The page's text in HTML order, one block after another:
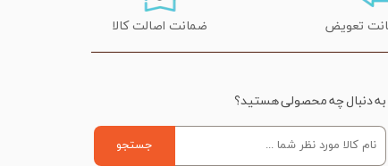
ضمانت اصالت کالا
به دنبال چه محصولی هستید؟
جستجو